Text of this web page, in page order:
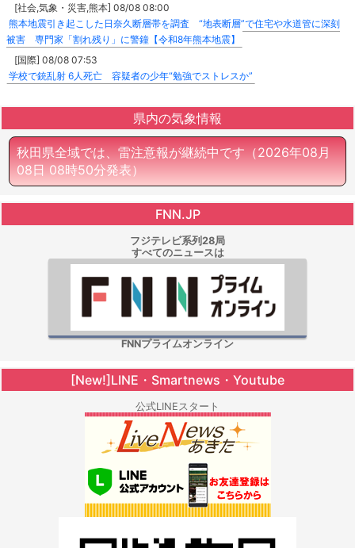
[社会,気象・災害,熊本] 08/08 08:00
熊本地震引き起こした日奈久断層帯を調査 “地表断層”で住宅や水道管に深刻
被害 専門家「割れ残り」に警鐘【令和8年熊本地震】
[国際] 08/08 07:53
学校で銃乱射 6人死亡 容疑者の少年“勉強でストレスか”
県内の気象情報
秋田県全域では、雷注意報が継続中です（2026年08月
08日 08時50分発表）
FNN.JP
フジテレビ系列28局
すべてのニュースは
FNNプライムオンライン
[New!]LINE・Smartnews・Youtube
公式LINEスタート